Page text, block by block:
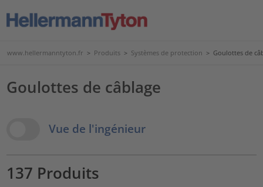
www.hellermanntyton.fr > Produits > Systèmes de protection > Goulottes de
Goulottes de câblage
View OptionsVue de l'ingénieur
137 Produits